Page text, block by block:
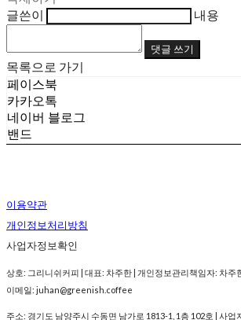
글쓴이
내용
댓글 쓰기
목록으로 가기
페이스북
카카오톡
네이버 블로그
밴드
이용약관
개인정보처리방침
사업자정보확인
상호: 그리니쉬커피 | 대표: 차주한 | 개인정보관리책임자: 차주
이메일: juhan@greenish.coffee
주소: 경기도 남양주시 수동면 남가로 1813-1, 1층 102호 | 사업